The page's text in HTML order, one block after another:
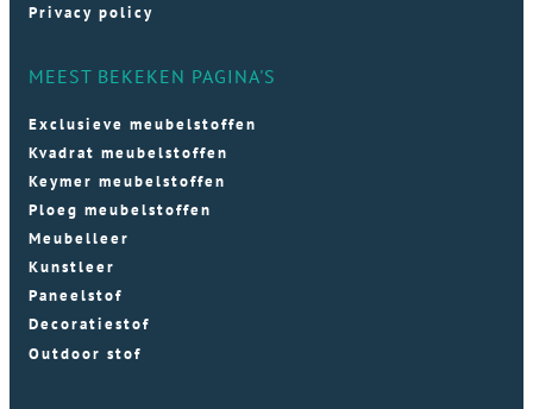
Privacy policy
MEEST BEKEKEN PAGINA'S
Exclusieve meubelstoffen
Kvadrat meubelstoffen
Keymer meubelstoffen
Ploeg meubelstoffen
Meubelleer
Kunstleer
Paneelstof
Decoratiestof
Outdoor stof